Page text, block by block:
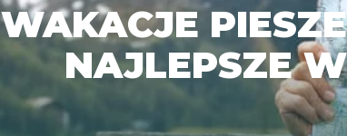
WAKACJE
NAJLEPSZE